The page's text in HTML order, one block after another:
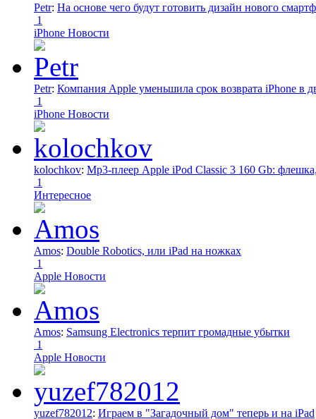
Petr: На основе чего будут готовить дизайн нового
1
iPhone Новости
Petr: Компания Apple уменьшила срок возврата iPhone в
1
iPhone Новости
kolochkov: Mp3-плеер Apple iPod Classic 3 160 Gb:
1
Интересное
Amos: Double Robotics, или iPad на ножках
1
Apple Новости
Amos: Samsung Electronics терпит громадные убытки
1
Apple Новости
yuzef782012: Играем в "Загадочный дом" теперь и на iPad